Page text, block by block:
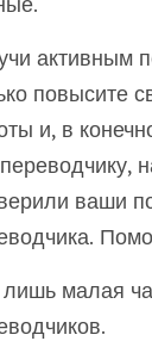
активным
повысите
и, в
ваши
малая